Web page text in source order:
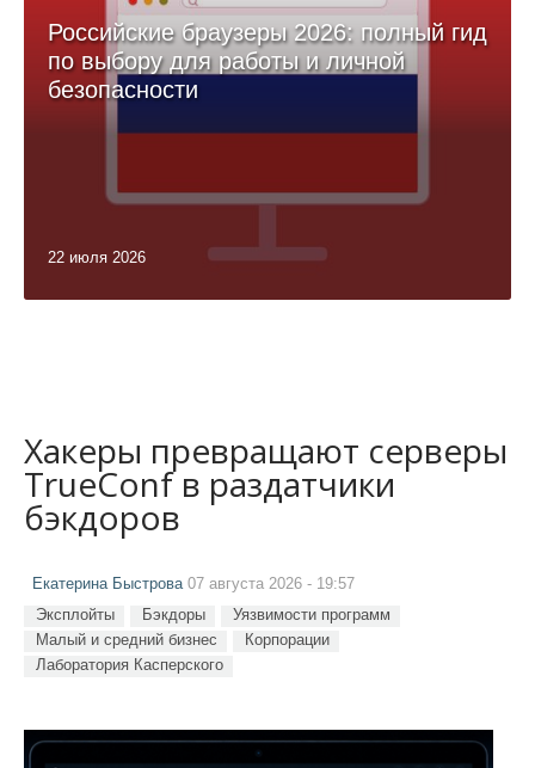
Российские браузеры 2026: полный гид
по выбору для работы и личной
безопасности
22 июля 2026
Хакеры превращают серверы
TrueConf в раздатчики
бэкдоров
Екатерина Быстрова 07 августа 2026 - 19:57
Эксплойты Бэкдоры
Уязвимости программ
Малый и средний бизнес
Корпорации
Лаборатория Касперского